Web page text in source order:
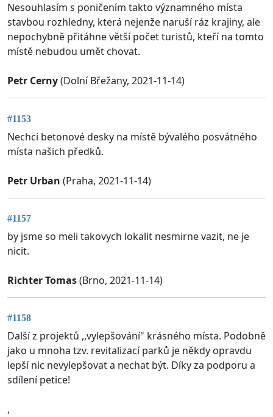
Nesouhlasím s poničením takto významného místa
stavbou rozhledny, která nejenže naruší ráz krajiny, ale
nepochybně přitáhne větší počet turistů, kteří na tomto
místě nebudou umět chovat.
Petr Cerny(Dolní Břežany, 2021-11-14)
#1153
Nechci betonové desky na místě bývalého posvátného
místa našich předků.
Petr Urban (Praha, 2021-11-14)
#1157
by jsme so meli takovych lokalit nesmirne vazit, ne je
nicit.
Richter Tomas(Brno, 2021-11-14)
#1158
Další z projektů ,,vylepšování" krásného místa. Podobně
jako u mnoha tzv. revitalizací parků je někdy opravdu
lepší nic nevylepšovat a nechat být. Díky za podporu a
sdílení petice!
,